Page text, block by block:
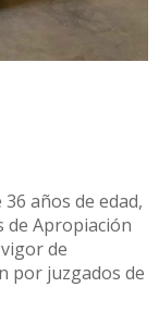
36 años de edad,
de Apropiación
de
por juzgados de